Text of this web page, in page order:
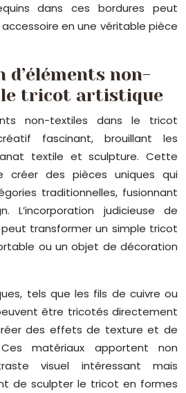
dans ces bordures peut
en une véritable pièce
non-
tricot artistique
non-textiles dans le tricot
fascinant, brouillant les
textile et sculpture. Cette
créer des pièces uniques qui
traditionnelles, fusionnant
judicieuse de
transformer un simple tricot
ou un objet de décoration
tels que les fils de cuivre ou
être tricotés directement
des effets de texture et de
matériaux apportent non
visuel intéressant mais
de sculpter le tricot en formes